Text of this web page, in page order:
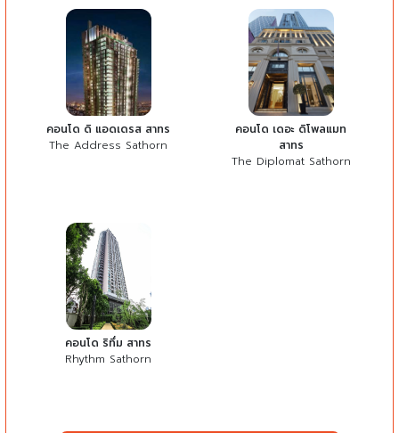
คอนโด ดิ แอดเดรส สาทร
The Address Sathorn
คอนโด เดอะ ดิโพลแมท
สาทร
The Diplomat Sathorn
คอนโด ริทึ่ม สาทร
Rhythm Sathorn